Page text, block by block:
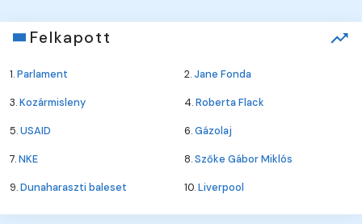
Felkapott
1.Parlament 2.Jane Fonda
3.Kozármisleny 4.Roberta Flack
5.USAID 6.Gázolaj
7.NKE 8.Szőke Gábor Miklós
9.Dunaharaszti baleset 10.Liverpool